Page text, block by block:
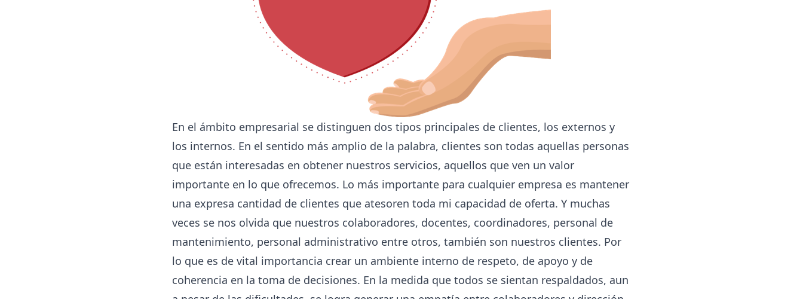
En el ámbito empresarial se distinguen dos tipos principales de clientes, los externos y
los internos. En el sentido más amplio de la palabra, clientes son todas aquellas personas
que están interesadas en obtener nuestros servicios, aquellos que ven un valor
importante en lo que ofrecemos. Lo más importante para cualquier empresa es mantener
una expresa cantidad de clientes que atesoren toda mi capacidad de oferta. Y muchas
veces se nos olvida que nuestros colaboradores, docentes, coordinadores, personal de
mantenimiento, personal administrativo entre otros, también son nuestros clientes. Por
lo que es de vital importancia crear un ambiente interno de respeto, de apoyo y de
coherencia en la toma de decisiones. En la medida que todos se sientan respaldados, aun